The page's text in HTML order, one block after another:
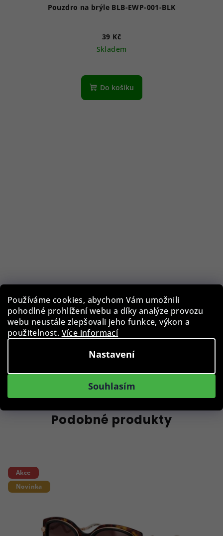
Používáme cookies, abychom Vám umožnili
pohodlné prohlížení webu a díky analýze provozu
webu neustále zlepšovali jeho funkce, výkon a
použitelnost. Více informací
Nastavení
Souhlasím
Pouzdro na brýle BLB-EWP-001-BLK
39 Kč
Skladem
Do košíku
29 Kč
Skladem
Podobné produkty
Akce
Novinka